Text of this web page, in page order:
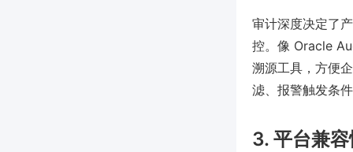
审计深度决定了
控。像 Oracle
溯源工具，方便
滤、报警触发条
3. 平台兼